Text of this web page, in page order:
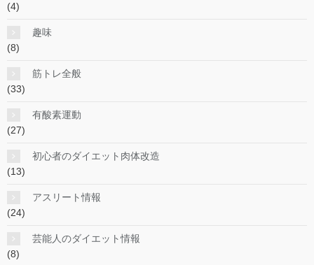
(4)
趣味
(8)
筋トレ全般
(33)
有酸素運動
(27)
初心者のダイエット肉体改造
(13)
アスリート情報
(24)
芸能人のダイエット情報
(8)